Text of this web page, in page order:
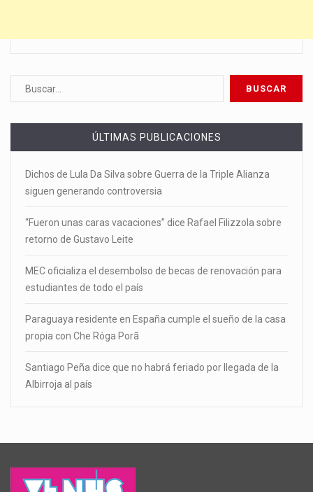
ÚLTIMAS PUBLICACIONES
Dichos de Lula Da Silva sobre Guerra de la Triple Alianza
siguen generando controversia
“Fueron unas caras vacaciones” dice Rafael Filizzola sobre
retorno de Gustavo Leite
MEC oficializa el desembolso de becas de renovación para
estudiantes de todo el país
Paraguaya residente en España cumple el sueño de la casa
propia con Che Róga Porã
Santiago Peña dice que no habrá feriado por llegada de la
Albirroja al país